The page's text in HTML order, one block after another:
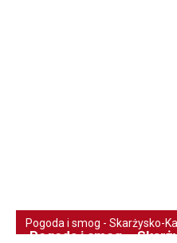
Pogoda i smog - Skarżysko-
Pogoda i smog –